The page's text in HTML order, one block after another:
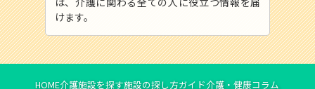
けます。
HOME介護施設を探す施設の探し方ガイド介護・健康コラム